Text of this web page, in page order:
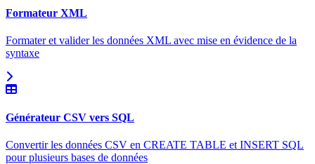
Formateur XML
Formater et valider les données XML avec mise en évidence de la
syntaxe
Générateur CSV vers SQL
Convertir les données CSV en CREATE TABLE et INSERT SQL
pour plusieurs bases de données